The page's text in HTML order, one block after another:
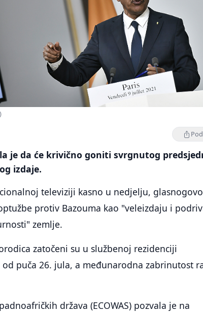
je da će krivično goniti svrgnutog
izdaje.
televiziji kasno u nedjelju,
protiv Bazouma kao "veleizdaju i
zemlje.
zatočeni su u službenoj rezidenciji
puča 26. jula, a međunarodna zabrinutost
država (ECOWAS) pozvala je na